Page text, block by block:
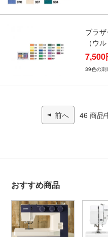
ブラ
（ウ
7,500
39色の刺
前へ 46 商品
おすすめ商品